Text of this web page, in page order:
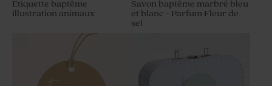
Etiquette baptême tournesol
Etiquette baptême
illustration animaux
Savon baptême marbré bleu
et blanc - Parfum Fleur de
sel